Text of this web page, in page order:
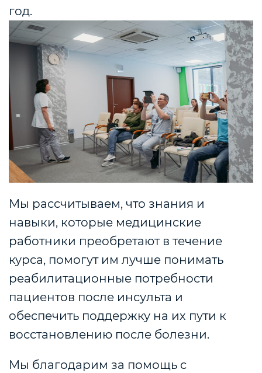
год.
Мы рассчитываем, что знания и
навыки, которые медицинские
работники преобретают в течение
курса, помогут им лучше понимать
реабилитационные потребности
пациентов после инсульта и
обеспечить поддержку на их пути к
восстановлению после болезни.
Мы благодарим за помощь с